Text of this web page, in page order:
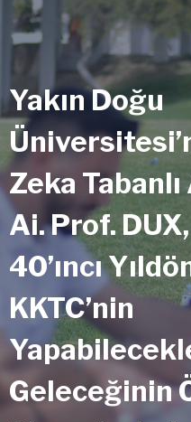
Yakın Doğu
Zeka
Ai. Prof.
40’ıncı
KKTC’nin
Geleceğinin